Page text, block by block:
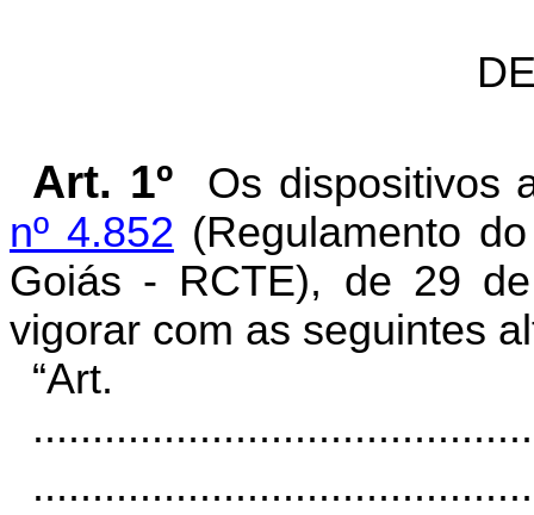
Art. 1º
Os dispositivos
nº 4.852 (Regulamento
Goiás - RCTE), de 29
vigorar com as seguintes